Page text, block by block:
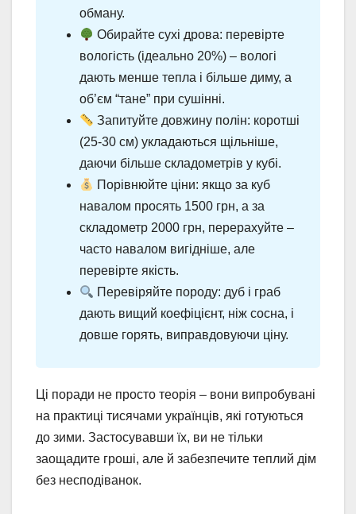
обману.
Обирайте сухі дрова: перевірте
вологість (ідеально 20%) – вологі
дають менше тепла і більше диму, а
об’єм “тане” при сушінні.
Запитуйте довжину полін: коротші
(25-30 см) укладаються щільніше,
даючи більше складометрів у кубі.
Порівнюйте ціни: якщо за куб
навалом просять 1500 грн, а за
складометр 2000 грн, перерахуйте –
часто навалом вигідніше, але
перевірте якість.
Перевіряйте породу: дуб і граб
дають вищий коефіцієнт, ніж сосна, і
довше горять, виправдовуючи ціну.
Ці поради не просто теорія – вони випробувані
на практиці тисячами українців, які готуються
до зими. Застосувавши їх, ви не тільки
заощадите гроші, але й забезпечите теплий дім
без несподіванок.